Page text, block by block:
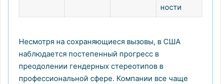
ности
Несмотря на сохраняющиеся вызовы, в США
наблюдается постепенный прогресс в
преодолении гендерных стереотипов в
профессиональной сфере. Компании все чаще